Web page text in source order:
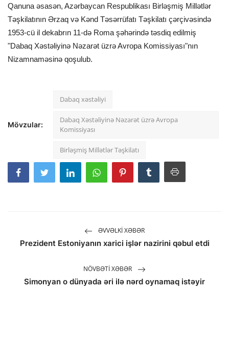
Qanuna əsasən, Azərbaycan Respublikası Birləşmiş Millətlər
Təşkilatının Ərzaq və Kənd Təsərrüfatı Təşkilatı çərçivəsində
1953-cü il dekabrın 11-də Roma şəhərində təsdiq edilmiş
"Dabaq Xəstəliyinə Nəzarət üzrə Avropa Komissiyası"nın
Nizamnaməsinə qoşulub.
Mövzular:
Dabaq xəstəliyi
Dabaq Xəstəliyinə Nəzarət üzrə Avropa
Komissiyası
Birləşmiş Millətlər Təşkilatı
ƏVVƏLKI XƏBƏR
Prezident Estoniyanın xarici işlər nazirini qəbul etdi
NÖVBƏTI XƏBƏR
Simonyan o dünyada əri ilə nərd oynamaq istəyir